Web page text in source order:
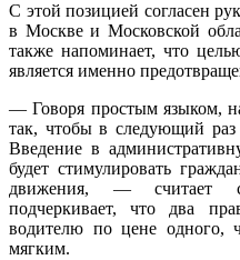
С этой позицией согласен
в Москве и Московской
также напоминает, что
является именно
— Говоря простым языком,
так, чтобы в следующий
Введение в
будет стимулировать
движения, — считает
подчеркивает, что два
водителю по цене одного,
мягким.